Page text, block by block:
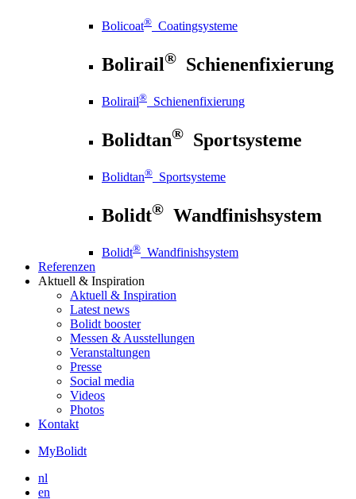
Bolicoat® Coatingsysteme
Bolirail® Schienenfixierung
Bolirail® Schienenfixierung
Bolidtan® Sportsysteme
Bolidtan® Sportsysteme
Bolidt® Wandfinishsystem
Bolidt® Wandfinishsystem
Referenzen
Aktuell & Inspiration
Aktuell & Inspiration
Latest news
Bolidt booster
Messen & Ausstellungen
Veranstaltungen
Presse
Social media
Videos
Photos
Kontakt
MyBolidt
nl
en